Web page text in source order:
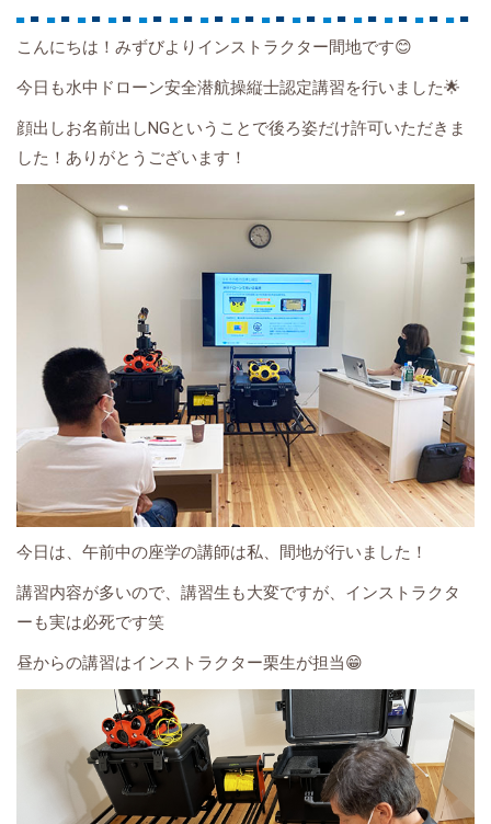
こんにちは！みずびよりインストラクター間地です😊
今日も水中ドローン安全潜航操縦士認定講習を行いました🌟
顔出しお名前出しNGということで後ろ姿だけ許可いただきま
した！ありがとうございます！
今日は、午前中の座学の講師は私、間地が行いました！
講習内容が多いので、講習生も大変ですが、インストラクタ
ーも実は必死です笑
昼からの講習はインストラクター栗生が担当😁